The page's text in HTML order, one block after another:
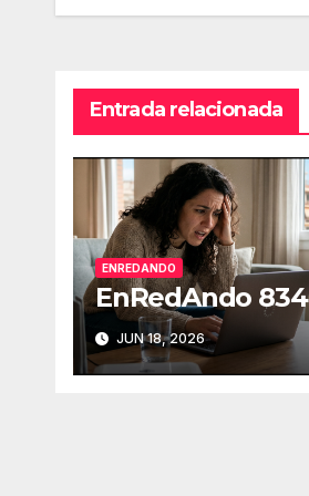
Entrada relacionada
ENREDANDO
EnRedAndo 834
JUN 18, 2026